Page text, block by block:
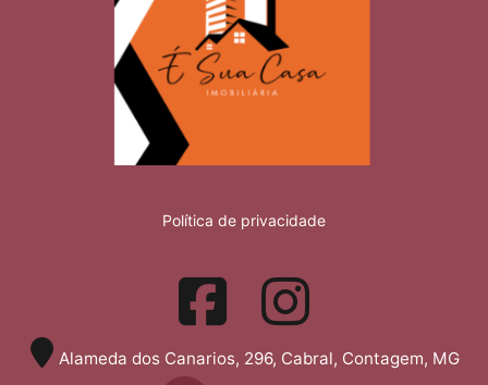
Política de privacidade
Alameda dos Canarios, 296, Cabral, Contagem, MG